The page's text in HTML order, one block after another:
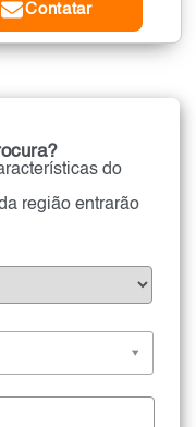
Contatar
do
região entrarão